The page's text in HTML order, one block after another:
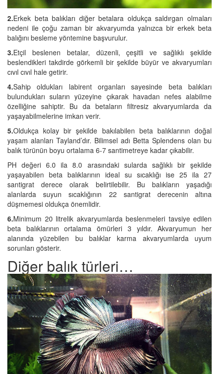
2.Erkek beta balıkları diğer betalara oldukça saldırgan olmaları
nedeni ile çoğu zaman bir akvaryumda yalnızca bir erkek beta
balığını besleme yöntemine başvurulur.
3.Etçil beslenen betalar, düzenli, çeşitli ve sağlıklı şekilde
beslendikleri takdirde görkemli bir şekilde büyür ve akvaryumları
cıvıl cıvıl hale getirir.
4.Sahip oldukları labirent organları sayesinde beta balıkları
bulundukları suların yüzeyine çıkarak havadan nefes alabilme
özelliğine sahiptir. Bu da betaların filtresiz akvaryumlarda da
yaşayabilmelerine imkan verir.
5.Oldukça kolay bir şekilde bakılabilen beta balıklarının doğal
yaşam alanları Tayland’dır. Bilimsel adı Betta Splendens olan bu
balık türünün boyu ortalama 6-7 santimetreye kadar çıkabilir.
PH değeri 6.0 ila 8.0 arasındaki sularda sağlıklı bir şekilde
yaşayabilen beta balıklarının ideal su sıcaklığı ise 25 ila 27
santigrat derece olarak belirtilebilir. Bu balıkların yaşadığı
alanlarda suyun sıcaklığının 22 santigrat derecenin altına
düşmemesi oldukça önemlidir.
6.Minimum 20 litrelik akvaryumlarda beslenmeleri tavsiye edilen
beta balıklarının ortalama ömürleri 3 yıldır. Akvaryumun her
alanında yüzebilen bu balıklar karma akvaryumlarda uyum
sorunları gösterir.
Diğer balık türleri…